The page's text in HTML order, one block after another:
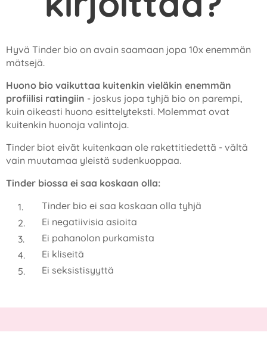
Hyvä Tinder bio on avain saamaan jopa 10x enemmän
mätsejä.
Huono bio vaikuttaa kuitenkin vieläkin enemmän
profiilisi ratingiin - joskus jopa tyhjä bio on parempi,
kuin oikeasti huono esittelyteksti. Molemmat ovat
kuitenkin huonoja valintoja.
Tinder biot eivät kuitenkaan ole rakettitiedettä - vältä
vain muutamaa yleistä sudenkuoppaa.
Tinder biossa ei saa koskaan olla:
Tinder bio ei saa koskaan olla tyhjä
Ei negatiivisia asioita
Ei pahanolon purkamista
Ei kliseitä
Ei seksistisyyttä